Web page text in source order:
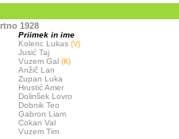
1928
Priimek in ime
Kolenc Lukas (V)
Jusić Taj
Vuzem Gal (K)
Anžič Lan
Zupan Luka
Hrustić Amer
Dolinšek Lovro
Dobnik Teo
Gabron Liam
Cokan Val
Vuzem Tim